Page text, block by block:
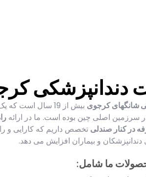
دندانپزشکی
کرجوی
بیش از 19 سال است
سرزمین اصلی چین بوده است. ما در ارائه
در کنار صندلی تخصص داریم که کارایی و
دندانپزشکان و بیماران افزایش می دهد.
ما شامل: